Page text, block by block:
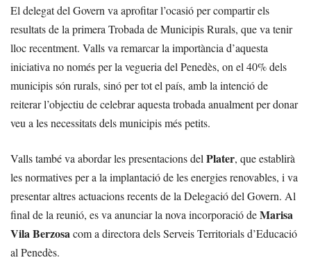
El delegat del Govern va aprofitar l’ocasió per compartir els
resultats de la primera Trobada de Municipis Rurals, que va tenir
lloc recentment. Valls va remarcar la importància d’aquesta
iniciativa no només per la vegueria del Penedès, on el 40% dels
municipis són rurals, sinó per tot el país, amb la intenció de
reiterar l’objectiu de celebrar aquesta trobada anualment per donar
veu a les necessitats dels municipis més petits.
Valls també va abordar les presentacions del Plater, que establirà
les normatives per a la implantació de les energies renovables, i va
presentar altres actuacions recents de la Delegació del Govern. Al
final de la reunió, es va anunciar la nova incorporació deMarisa
Vila Berzosacom a directora dels Serveis Territorials d’Educació
al Penedès.